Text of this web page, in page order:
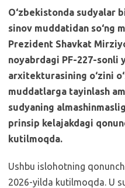
O‘zbekistonda sudyalar
sinov muddatidan so‘ng
Prezident Shavkat
noyabrdagi PF-227-sonli
arxitekturasining o‘zini
muddatlarga tayinlash
sudyaning
prinsip kelajakdagi
kutilmoqda.
Ushbu islohotning
2026-yilda kutilmoqda. U